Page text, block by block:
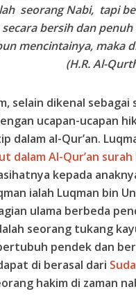
seorang Nabi, tapi
bersih dan
mencintainya, maka
(H.R. Al-
selain dikenal
ucapan-ucapan
dalam al-Qur’an.
dalam Al-Qur’an surah
kepada
ialah Luqman bin
ulama berbeda
seorang tukang
pendek dan
di berasal dari
hakim di zaman